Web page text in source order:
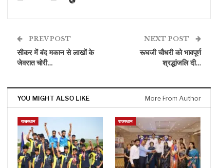
PREV POST
सीकर में बंद मकान से लाखों के
जेवरात चोरी…
NEXT POST
रूघजी चौधरी को भावपूर्ण
श्रद्धांजलि दी…
YOU MIGHT ALSO LIKE More From Author
राजस्थान राजस्थान